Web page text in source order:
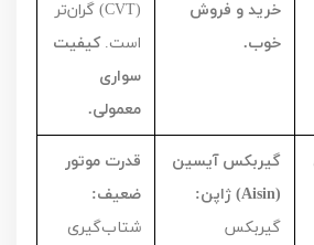
خرید و فروش
خوب.
(
CVT) گران‌تر
است.کیفیت
سواری
معمولی.
گیربکس آیسین
(
Aisin) ژاپن:
گیربکس
قدرت موتور
ضعیف:
شتاب‌گیری